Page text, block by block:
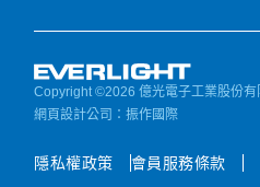
e
Copyright ©2026 億光電子工業股份有
網頁設計公司 ：振作國際
隱私權政策 會員服務條款